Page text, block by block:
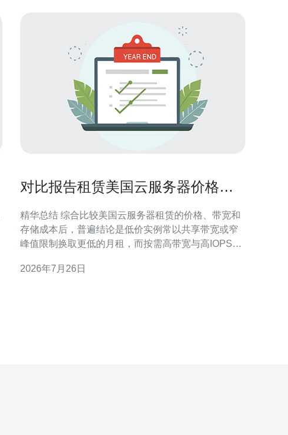
对比报告租赁美国云服务器价格多
精华总结 综合比较美国云服务器租赁的价格、带宽和
存储成本后，普遍结论是低价实例常以共享带宽或窄
峰值限制换取更低的月租，而按需高带宽与高IOPS存
业务，同时考虑CDN与DDoS防御后，推荐德讯电
2026年7月26日